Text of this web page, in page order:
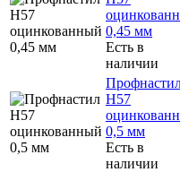
0,45 мм
Есть в
наличии
Н57
0,5 мм
Есть в
наличии